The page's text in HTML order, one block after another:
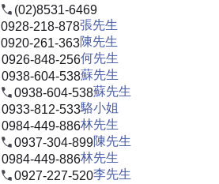
(02)8531-6469
0928-218-878張先生
0920-261-363陳先生
0926-848-256何先生
0938-604-538蘇先生
0938-604-538蘇先生
0933-812-533駱小姐
0984-449-886林先生
0937-304-899陳先生
0984-449-886林先生
0927-227-520李先生